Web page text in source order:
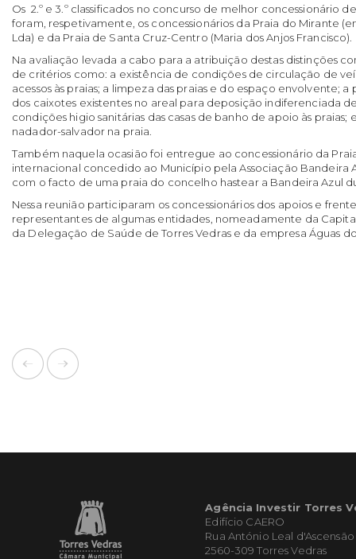
Os 2.º e 3.º classificados no concurso de melhor concessionário
foram, respetivamente, os concessionários da Praia do Mirante
Lda) e da Praia de Santa Cruz-Centro (Maria dos Anjos Francisco).
Na avaliação levada a cabo para a atribuição destas distinções
de critérios como: a existência de condições de circulação de
acessos às praias; a limpeza das praias e do espaço envolvente;
dos caixotes existentes no areal para deposição indiferenciada
condições higio sanitárias das casas de banho de apoio às
nadador-salvador na praia.
Também naquela ocasião foi entregue ao concessionário da
internacional concedido ao Município pela Associação Bandeira
com o facto de uma praia do concelho hastear a Bandeira Azul
Nessa reunião participaram os concessionários dos apoios e
representantes de algumas entidades, nomeadamente da
da Delegação de Saúde de Torres Vedras e da empresa Águas
Agência Investir Torres
Edifício CAERO
Rua António Leal d'Ascensão
2560-309 Torres Vedras